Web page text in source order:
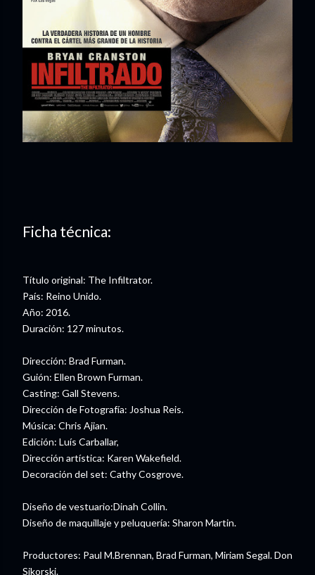
Ficha técnica:
Título original: The Infiltrator.
País: Reino Unido.
Año: 2016.
Duración: 127 minutos.
Dirección: Brad Furman.
Guión: Ellen Brown Furman.
Casting: Gall Stevens.
Dirección de Fotografía: Joshua Reis.
Música: Chris Ajian.
Edición: Luís Carballar,
Dirección artística: Karen Wakefield.
Decoración del set: Cathy Cosgrove.
Diseño de vestuario:Dinah Collin.
Diseño de maquillaje y peluquería: Sharon Martin.
Productores: Paul M.Brennan, Brad Furman, Miriam Segal. Don
Sikorski.